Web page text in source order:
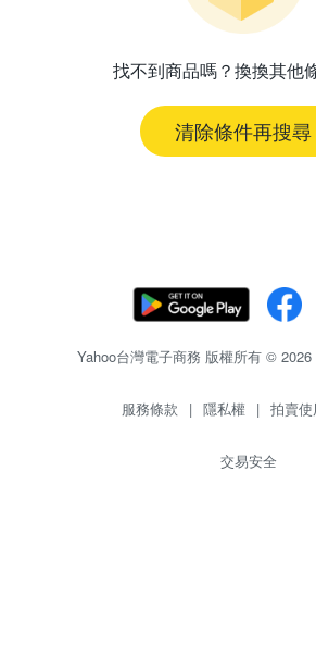
找不到商品嗎？換換其他
清除條件再搜尋
Yahoo台灣電子商務 版權所有 ©
服務條款 | 隱私權 | 拍賣
交易安全